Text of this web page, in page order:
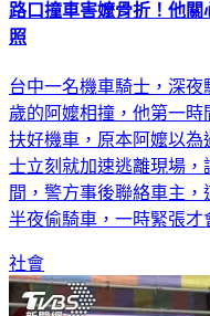
路口撞車害嬤骨折！他
照
台中一名機車騎士，深
歲的阿嬤相撞，他第一
扶好機車，原本阿嬤以
士立刻就加速逃離現場
間，警方事後聯絡車主
半夜偷騎車，一時緊張才
社會